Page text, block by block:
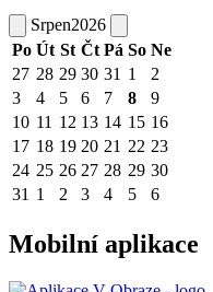
Srpen2026
Po Út St Čt Pá So Ne
27 28 29 30 31 1
2
3
4 5 6 7 8
9
10 11 12 13 14 15 16
17 18 19 20 21 22 23
24 25 26 27 28 29 30
31 1 2 3 4 5 6
Mobilní aplikace